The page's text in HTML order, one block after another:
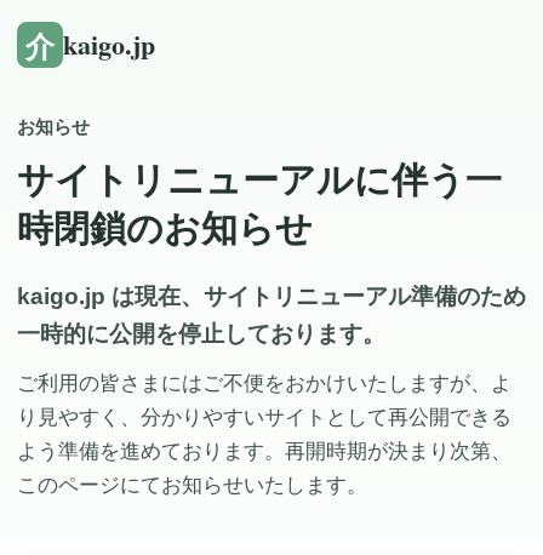
介 kaigo.jp
お知らせ
サイトリニューアルに伴う一
時閉鎖のお知らせ
kaigo.jp は現在、サイトリニューアル準備のため
一時的に公開を停止しております。
ご利用の皆さまにはご不便をおかけいたしますが、よ
り見やすく、分かりやすいサイトとして再公開できる
よう準備を進めております。再開時期が決まり次第、
このページにてお知らせいたします。